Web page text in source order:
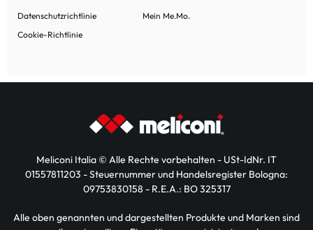
Datenschutzrichtlinie
Cookie-Richtlinie
Mein Me.Mo.
Meliconi Italia © Alle Rechte vorbehalten - USt-IdNr. IT
01557811203 - Steuernummer und Handelsregister Bologna:
09753830158 - R.E.A.: BO 325317
Alle oben genannten und dargestellten Produkte und Marken sind